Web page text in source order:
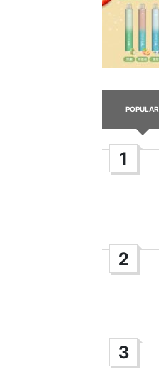
POPULAR
1
2
3